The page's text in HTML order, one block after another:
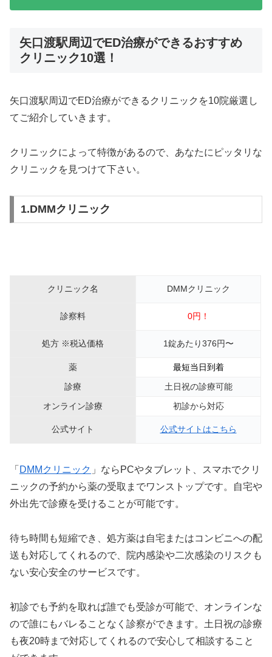
矢口渡駅周辺でED治療ができるおすすめ
クリニック10選！
矢口渡駅周辺でED治療ができるクリニックを10院厳選し
てご紹介していきます。
クリニックによって特徴があるので、あなたにピッタリな
クリニックを見つけて下さい。
1.DMMクリニック
クリニック名 DMMクリニック
診察料 0円！
処方 ※税込価格 1錠あたり376円〜
薬
最短当日到着
診療
土日祝の診療可能
オンライン診療
初診から対応
公式サイト 公式サイトはこちら
「 DMMクリニック 」ならPCやタブレット、スマホでクリ
ニックの予約から薬の受取までワンストップです。自宅や
外出先で診療を受けることが可能です。
待ち時間も短縮でき、処方薬は自宅またはコンビニへの配
送も対応してくれるので、院内感染や二次感染のリスクも
ない安心安全のサービスです。
初診でも予約を取れば誰でも受診が可能で、オンラインな
ので誰にもバレることなく診察ができます。土日祝の診療
も夜20時まで対応してくれるので安心して相談すること